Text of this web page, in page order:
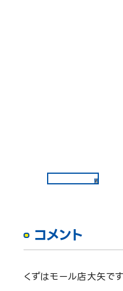
コメント
くずはモール店大矢です